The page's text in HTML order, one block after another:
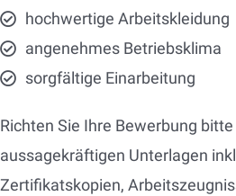
hochwertige Arbeitskleidung
angenehmes Betriebsklima
sorgfältige Einarbeitung
Richten Sie Ihre Bewerbung
aussagekräftigen Unterlagen
Zertifikatskopien,